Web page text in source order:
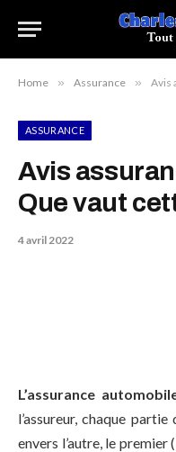
Home » Assurance » Avis
ASSURANCE
Avis
Que vaut
4 avril 2022
L’assurance
l’assureur, chaque
envers l’autre, le premier